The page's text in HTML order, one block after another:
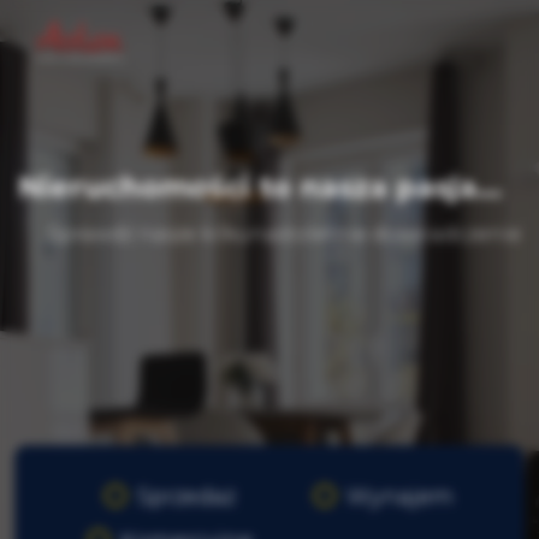
Nieruchomości to nasza pasja...
...Sprawdź nasze kilkunastoletnie doświadczenie
Sprzedaż
Wynajem